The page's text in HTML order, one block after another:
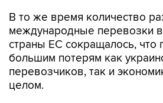
В то же время количество
международные перевозки
страны ЕС сокращалось, что
большим потерям как
перевозчиков, так и
целом.